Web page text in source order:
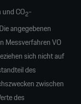
CO2-
angegebenen
Messverfahren VO
sich nicht auf
des
zwischen
des